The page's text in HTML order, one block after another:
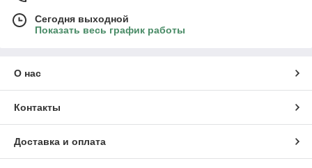
Сегодня выходной
Показать весь график работы
О нас
Контакты
Доставка и оплата